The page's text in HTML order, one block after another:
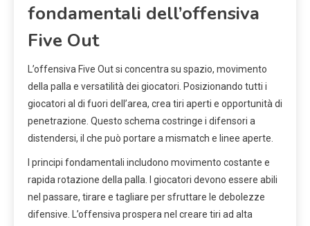
fondamentali dell’offensiva
Five Out
L’offensiva Five Out si concentra su spazio, movimento
della palla e versatilità dei giocatori. Posizionando tutti i
giocatori al di fuori dell’area, crea tiri aperti e opportunità di
penetrazione. Questo schema costringe i difensori a
distendersi, il che può portare a mismatch e linee aperte.
I principi fondamentali includono movimento costante e
rapida rotazione della palla. I giocatori devono essere abili
nel passare, tirare e tagliare per sfruttare le debolezze
difensive. L’offensiva prospera nel creare tiri ad alta